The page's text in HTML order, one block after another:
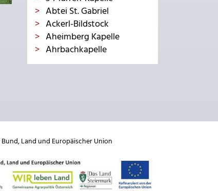
Abtei St. Gabriel
Ackerl-Bildstock
Aheimberg Kapelle
Ahrbachkapelle
Bund,Land und Europäischer Union